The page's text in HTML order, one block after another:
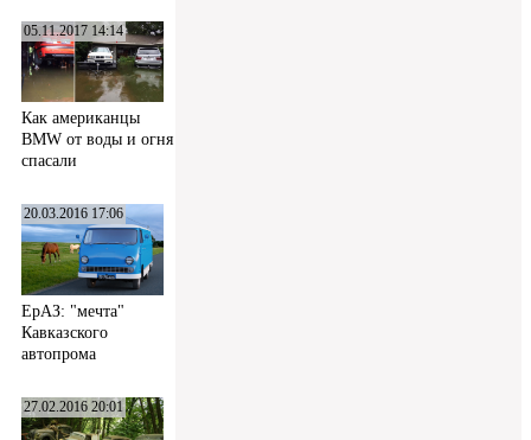
05.11.2017 14:14
Как американцы
BMW от воды и огня
спасали
20.03.2016 17:06
ЕрАЗ: "мечта"
Кавказского
автопрома
27.02.2016 20:01